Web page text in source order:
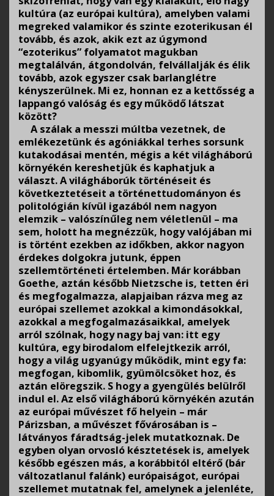
kultúra (az európai kultúra), amelyben valami
megreked valamikor és szinte ezoterikusan él
tovább, és azok, akik ezt az úgymond
“ezoterikus” folyamatot magukban
megtalálván, átgondolván, felvállalják és élik
tovább, azok egyszer csak barlanglétre
kényszerülnek. Mi ez, honnan ez a kettősség a
lappangó valóság és egy működő látszat
között?
A szálak a messzi múltba vezetnek, de
emlékezetünk és agóniákkal terhes sorsunk
kutakodásai mentén, mégis a két világháború
környékén kereshetjük és kaphatjuk a
választ. A világháborúk történéseit és
következtetéseit a történettudományon és
politológián kívül igazából nem nagyon
elemzik – valószínűleg nem véletlenül – ma
sem, holott ha megnézzük, hogy valójában mi
is történt ezekben az időkben, akkor nagyon
érdekes dolgokra jutunk, éppen
szellemtörténeti értelemben. Már korábban
Goethe, aztán később Nietzsche is, tetten éri
és megfogalmazza, alapjaiban rázva meg az
európai szellemet azokkal a kimondásokkal,
azokkal a megfogalmazásaikkal, amelyek
arról szólnak, hogy nagy baj van: itt egy
kultúra, egy birodalom elfelejtkezik arról,
hogy a világ ugyanúgy működik, mint egy fa:
megfogan, kibomlik, gyümölcsöket hoz, és
aztán elöregszik. S hogy a gyengülés belülről
indul el. Az első világháború környékén azután
az európai művészet fő helyein – már
Párizsban, a művészet fővárosában is –
látványos fáradtság-jelek mutatkoznak. De
egyben olyan orvosló késztetések is, amelyek
később egészen más, a korábbitól eltérő (bár
változatlanul falánk) európaiságot, európai
szellemet mutatnak fel, amelynek a jelenléte,